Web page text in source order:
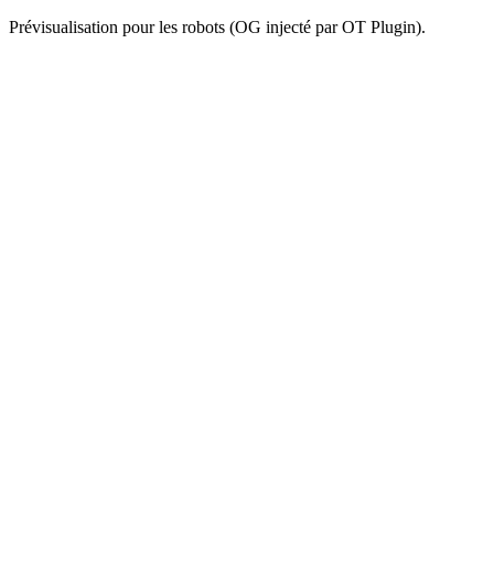
Prévisualisation pour les robots (OG injecté par OT Plugin).